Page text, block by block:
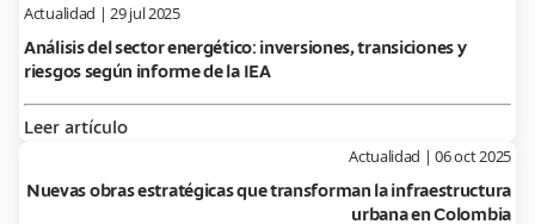
Actualidad |29 jul 2025
Análisis del sector energético: inversiones, transiciones y
riesgos según informe de la IEA
Leer artículo
Actualidad |06 oct 2025
Nuevas obras estratégicas que transforman la infraestructura
urbana en Colombia